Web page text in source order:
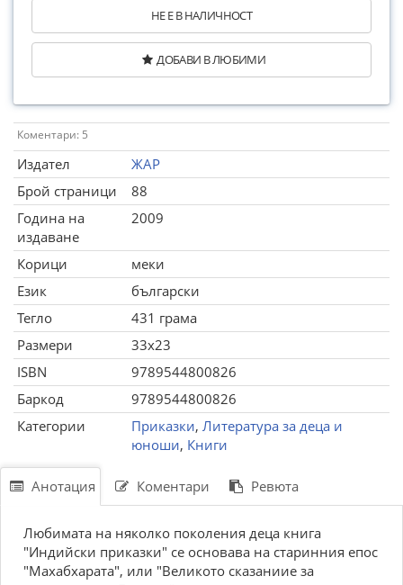
НЕ Е В НАЛИЧНОСТ
ДОБАВИ В ЛЮБИМИ
Коментари: 5
Издател
ЖАР
Брой страници
88
Година на
издаване
2009
Корици
меки
Език
български
Тегло
431 грама
Размери
33x23
ISBN
9789544800826
Баркод
9789544800826
Категории
Приказки, Литература за деца и
юноши, Книги
Анотация Коментари Ревюта
Любимата на няколко поколения деца книга
"Индийски приказки" се основава на старинния епос
"Махабхарата", или "Великото сказаниие за